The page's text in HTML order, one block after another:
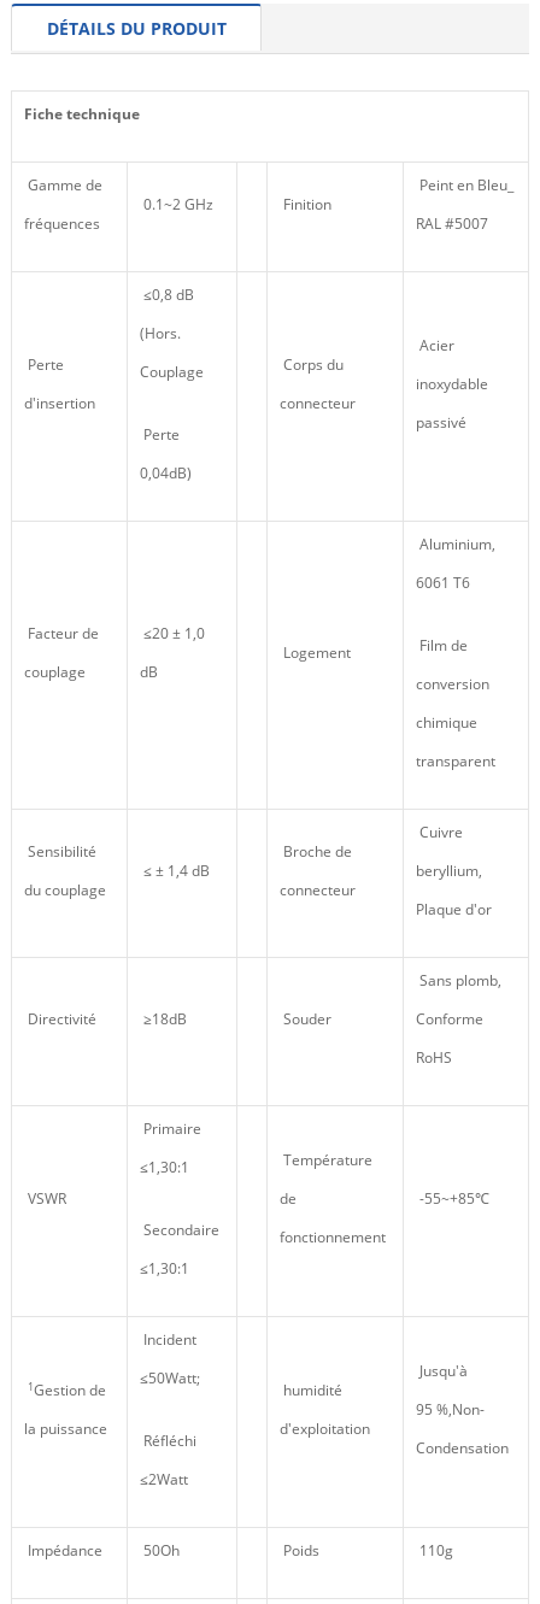
DÉTAILS DU PRODUIT
Fiche technique
Gamme de
fréquences
0.1~2 GHz Finition
Peint en Bleu_
RAL #5007
Perte
d'insertion
≤0,8 dB
(Hors.
Couplage
Perte
0,04dB)
Corps du
connecteur
Acier
inoxydable
passivé
Facteur de
couplage
≤20 ± 1,0
dB
Logement
Aluminium,
6061 T6
Film de
conversion
chimique
transparent
Sensibilité
du couplage
≤ ± 1,4 dB
Broche de
connecteur
Cuivre
beryllium,
Plaque d'or
Directivité ≥18dB Souder
Sans plomb,
Conforme
RoHS
VSWR
Primaire
≤1,30:1
Secondaire
≤1,30:1
Température
de
fonctionnement
-55~+85℃
1Gestion de
la puissance
Incident
≤50Watt;
Réfléchi
≤2Watt
humidité
d'exploitation
Jusqu'à
95 %,Non-
Condensation
Impédance 50Oh Poids 110g